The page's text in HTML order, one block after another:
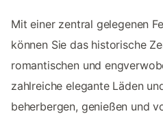
Mit einer zentral gelegenen
können Sie das historische
romantischen und
zahlreiche elegante Läden
beherbergen, genießen und